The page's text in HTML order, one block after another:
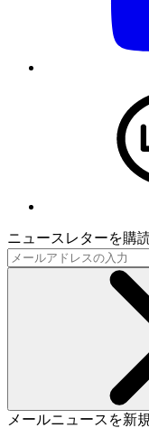
ニュースレターを購
メールニュースを新